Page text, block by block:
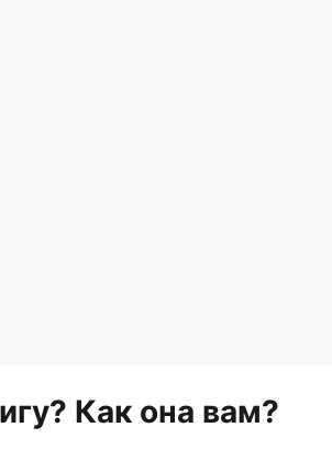
Как она вам?